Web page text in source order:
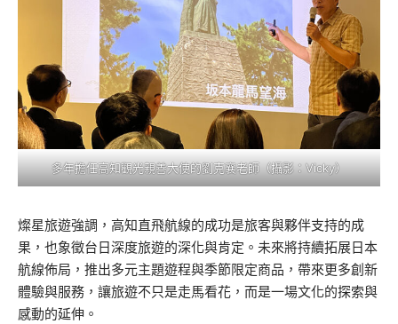
多年擔任高知觀光親善大使的劉克襄老師（攝影：Vicky）
燦星旅遊強調，高知直飛航線的成功是旅客與夥伴支持的成
果，也象徵台日深度旅遊的深化與肯定。未來將持續拓展日本
航線佈局，推出多元主題遊程與季節限定商品，帶來更多創新
體驗與服務，讓旅遊不只是走馬看花，而是一場文化的探索與
感動的延伸。